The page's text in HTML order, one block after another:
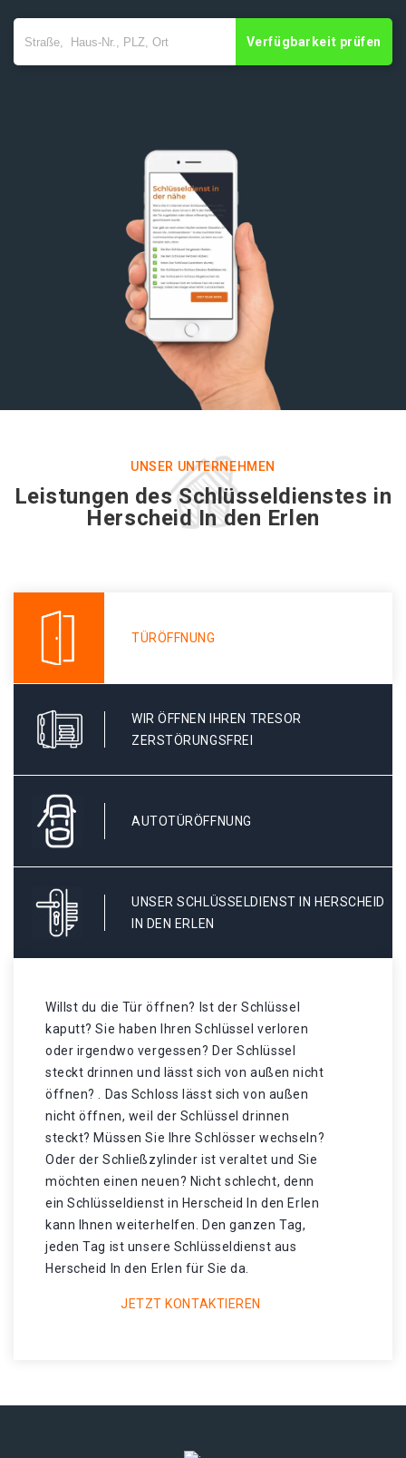
Verfügbarkeit prüfen
UNSER UNTERNEHMEN
Leistungen des Schlüsseldienstes in
Herscheid In den Erlen
TÜRÖFFNUNG
WIR ÖFFNEN IHREN TRESOR
ZERSTÖRUNGSFREI
AUTOTÜRÖFFNUNG
UNSER SCHLÜSSELDIENST IN HERSCHEID
IN DEN ERLEN
Willst du die Tür öffnen? Ist der Schlüssel
kaputt? Sie haben Ihren Schlüssel verloren
oder irgendwo vergessen? Der Schlüssel
steckt drinnen und lässt sich von außen nicht
öffnen? . Das Schloss lässt sich von außen
nicht öffnen, weil der Schlüssel drinnen
steckt? Müssen Sie Ihre Schlösser wechseln?
Oder der Schließzylinder ist veraltet und Sie
möchten einen neuen? Nicht schlecht, denn
ein Schlüsseldienst in Herscheid In den Erlen
kann Ihnen weiterhelfen. Den ganzen Tag,
jeden Tag ist unsere Schlüsseldienst aus
Herscheid In den Erlen für Sie da.
JETZT KONTAKTIEREN